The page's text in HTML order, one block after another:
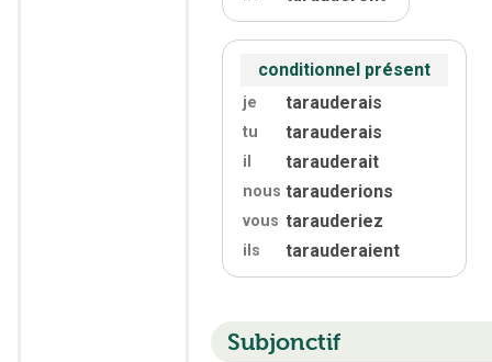
conditionnel présent
je tarauderais
tu tarauderais
il tarauderait
nous tarauderions
vous tarauderiez
ils tarauderaient
Subjonctif